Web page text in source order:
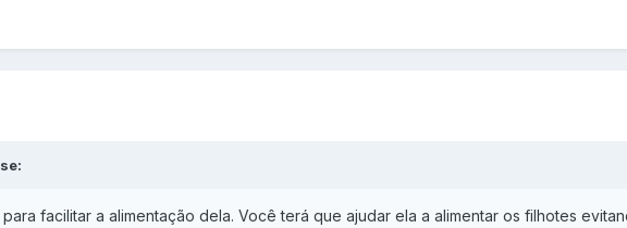
facilitar a alimentação dela. Você terá que ajudar ela a alimentar os filhotes